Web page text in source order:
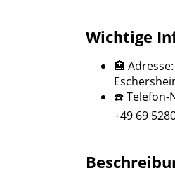
Wichtige
🏥 Adresse:
☎️ Telefon-
+49 69